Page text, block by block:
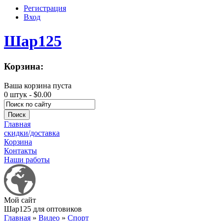
Регистрация
Вход
Шар125
Корзина:
Ваша корзина пуста
0 штук - $0.00
Главная
скидки/доставка
Корзина
Контакты
Наши работы
Мой сайт
Шар125 для оптовиков
Главная » Видео » Спорт